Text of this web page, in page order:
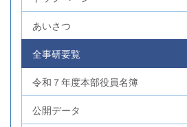
あいさつ
全事研要覧
令和７年度本部役員名簿
公開データ